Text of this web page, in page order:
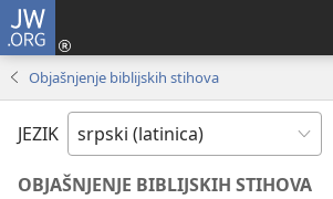
JW.ORG
Objašnjenje biblijskih stihova
JEZIK
OBJAŠNJENJE BIBLIJSKIH STIHOVA